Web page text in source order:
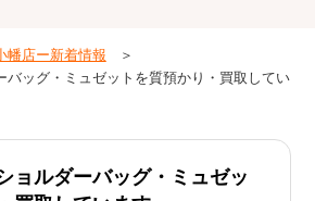
幡店ー新着情報
バッグ・ミュゼットを質預かり・買取してい
ョルダーバッグ・ミュゼッ